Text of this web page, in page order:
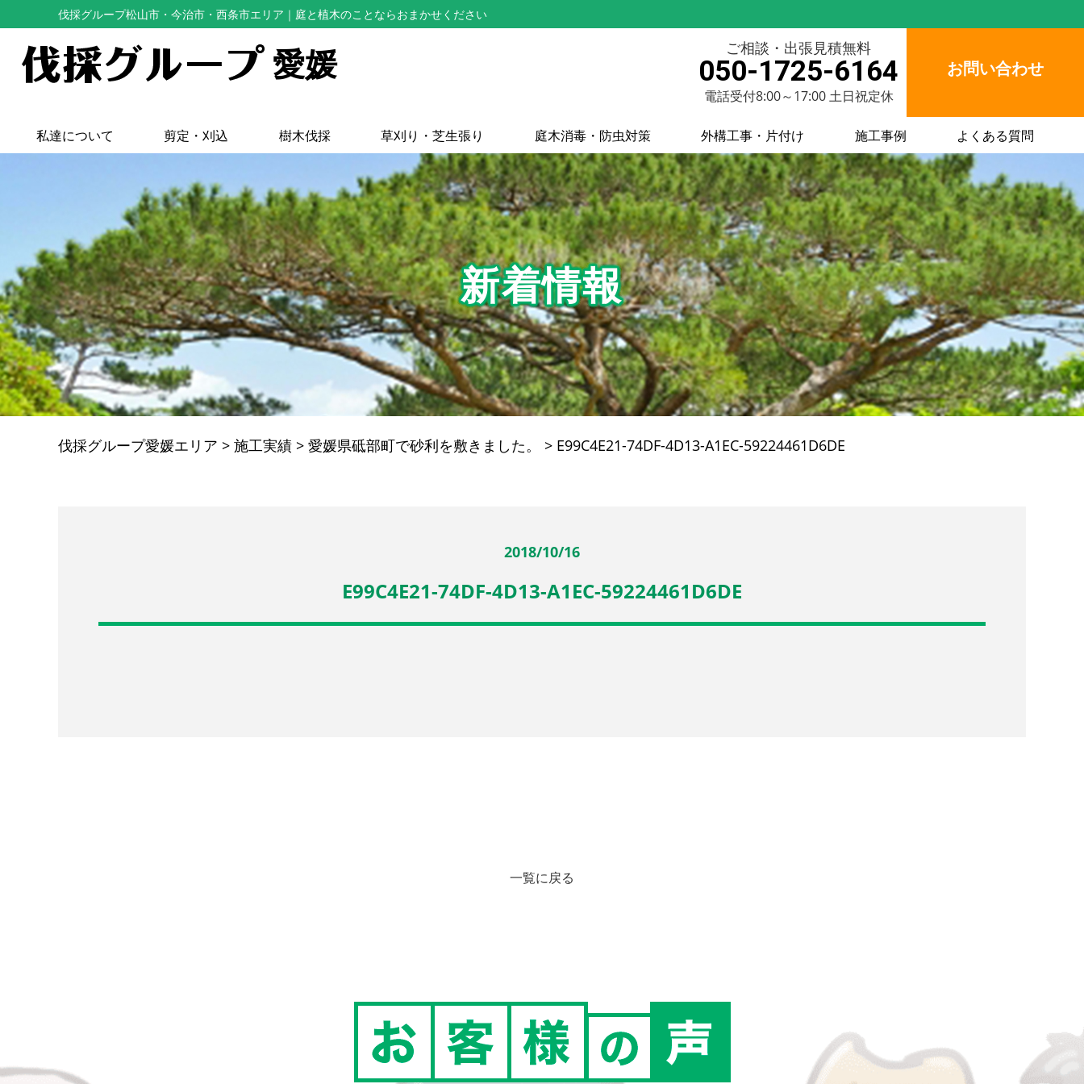
伐採グループ松山市・今治市・西条市エリア ｜庭と植木のことならおまかせください
愛媛 ご相談・出張見積無料
050-1725-6164
電話受付8:00～17:00 土日祝定休
お問い合わせ
私達について 剪定・刈込 樹木伐採 草刈り・芝生張り 庭木消毒・防虫対策 外構工事・片付け 施工事例 よくある質問
新着情報
伐採グループ愛媛エリア > 施工実績 > 愛媛県砥部町で砂利を敷きました。 > E99C4E21-74DF-4D13-A1EC-59224461D6DE
2018/10/16
E99C4E21-74DF-4D13-A1EC-59224461D6DE
一覧に戻る